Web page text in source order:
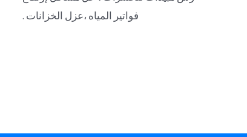
فواتير المياه ،عزل الخزانات .